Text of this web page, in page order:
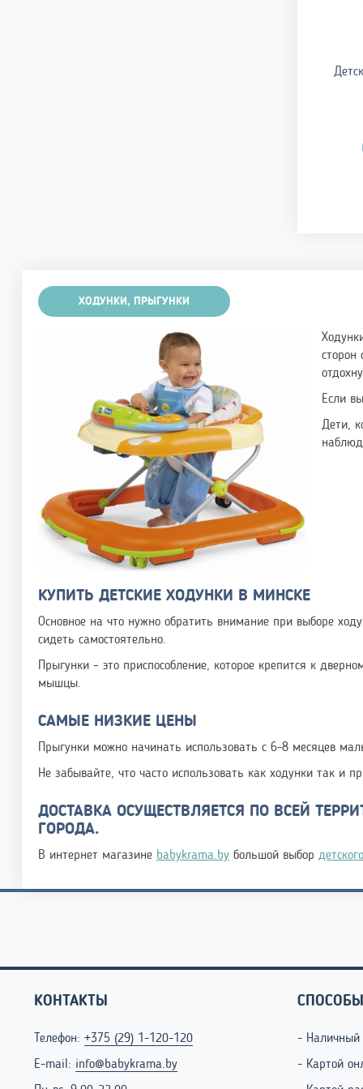
ХОДУНКИ, ПРЫГУНКИ
сторон
Если
Дети,
КУПИТЬ ДЕТСКИЕ ХОДУНКИ В МИНСКЕ
Основное на что нужно обратить внимание при выборе
сидеть самостоятельно.
Прыгунки – это приспособление, которое крепится к
мышцы.
САМЫЕ НИЗКИЕ ЦЕНЫ
Прыгунки можно начинать использовать с 6-8 месяцев
Не забывайте, что часто использовать как ходунки так и
ДОСТАВКА ОСУЩЕСТВЛЯЕТСЯ ПО ВСЕЙ
ГОРОДА.
В интернет магазине babykrama.by большой выбор
КОНТАКТЫ
Телефон: +375 (29) 1-120-120
E-mail: info@babykrama.by
- Наличный
- Картой